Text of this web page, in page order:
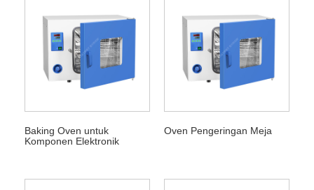
Baking Oven untuk
Komponen Elektronik
Oven Pengeringan Meja